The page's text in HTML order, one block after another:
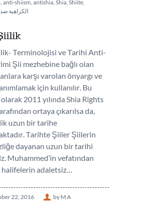
, anti-shiism, antishia, Shia, Shiite,
الكراهية
Terminolojisi ve Tarihi Anti-
Şii mezhebine bağlı olan
karşı varolan önyargı ve
için kullanılır. Bu
2011 yılında Shia Rights
ortaya çıkarılsa da,
uzun bir tarihe
Tarihte Şiiler Şiilerin
dayanan uzun bir tarihi
Muhammed’in vefatından
adaletsiz…
22, 2016
by M A